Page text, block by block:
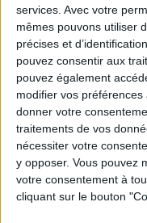
services. Avec votre
mêmes pouvons utiliser
précises et
pouvez consentir aux
pouvez également
modifier vos
donner votre
traitements de vos
nécessiter votre
y opposer. Vous pouvez
votre consentement à
cliquant sur le bouton
PRÉNOM *
NUMÉRO DE